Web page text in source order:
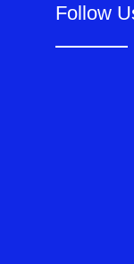
Follow